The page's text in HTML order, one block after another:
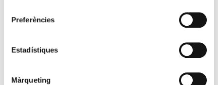
Preferències
Estadístiques
Màrqueting